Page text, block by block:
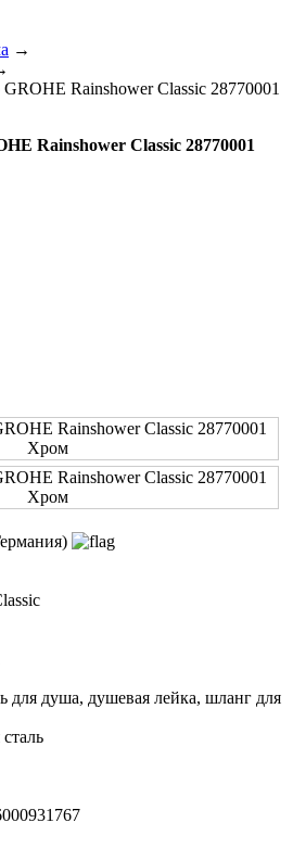
→
Rainshower Classic 28770001
Rainshower Classic 28770001
для душа, душевая лейка, шланг для